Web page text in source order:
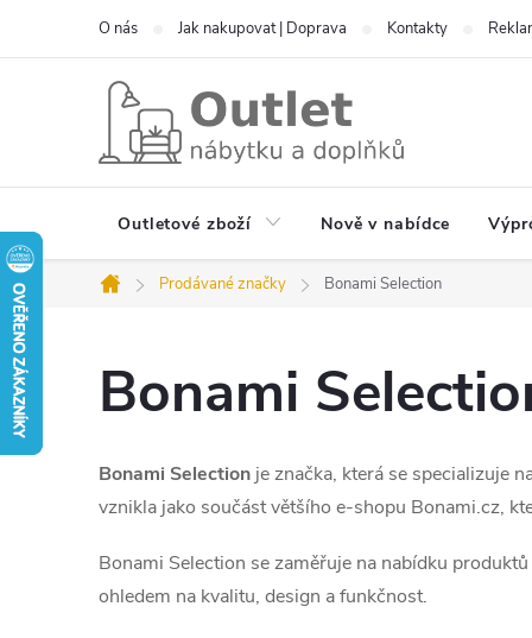
O nás Jak nakupovat | Doprava Kontakty
Outletové zboží Nově v nabídce
Domů
Prodávané značky Bonami Selection
Bonami
Bonami Selection je značka, která se specializuje
vznikla jako součást většího e-shopu Bonami.cz,
Bonami Selection se zaměřuje na nabídku
ohledem na kvalitu, design a funkčnost.